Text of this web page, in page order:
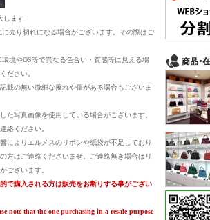
します
売り切れになる場合がございます。その際はご
境やOS等で異なる色合い・質感等に見える場
ださい。
載の無い微細な擦れや傷がある場合もございま
た写真画像を使用している場合がございます。
絡ください。
によりエルメスのリボンや紙袋が不足しており
方はご連絡くださいませ。ご連絡無き場合はリ
ございます。
で購入される方は販売をお断りする事がござい
note that the one purchasing in a resale purpose